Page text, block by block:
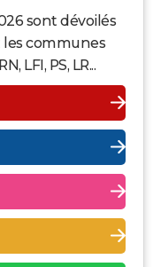
sont dévoilés
les communes
LFI, PS, LR...